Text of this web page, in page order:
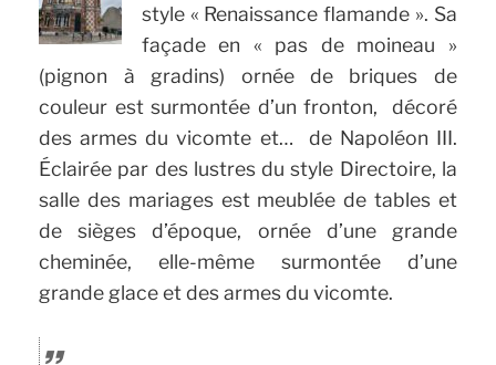
style « Renaissance flamande ». Sa
façade en « pas de moineau »
(pignon à gradins) ornée de briques de
couleur est surmontée d’un fronton, décoré
des armes du vicomte et… de Napoléon III.
Éclairée par des lustres du style Directoire, la
salle des mariages est meublée de tables et
de sièges d’époque, ornée d’une grande
cheminée, elle-même surmontée d’une
grande glace et des armes du vicomte.